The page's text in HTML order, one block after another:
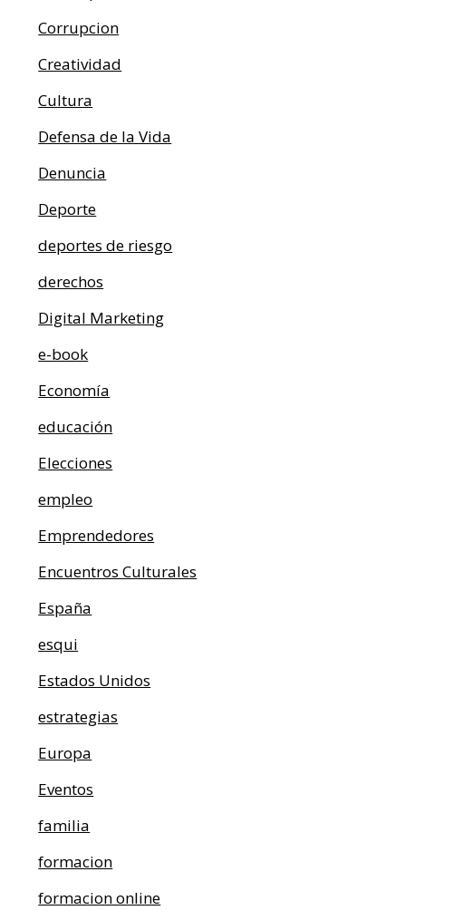
Corrupcion
Creatividad
Cultura
Defensa de la Vida
Denuncia
Deporte
deportes de riesgo
derechos
Digital Marketing
e-book
Economía
educación
Elecciones
empleo
Emprendedores
Encuentros Culturales
España
esqui
Estados Unidos
estrategias
Europa
Eventos
familia
formacion
formacion online